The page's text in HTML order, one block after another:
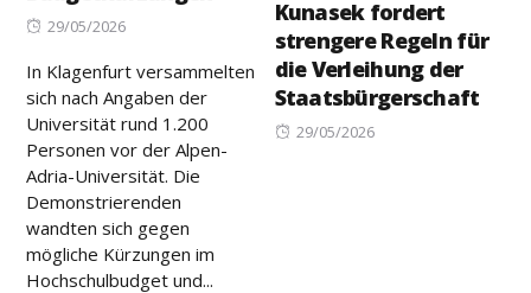
Posted
29/05/2026
In Klagenfurt versammelten
sich nach Angaben der
Universität rund 1.200
Personen vor der Alpen-
Adria-Universität. Die
Demonstrierenden
wandten sich gegen
mögliche Kürzungen im
Hochschulbudget und...
Kunasek fordert
strengere Regeln für
die Verleihung der
Staatsbürgerschaft
Posted
29/05/2026